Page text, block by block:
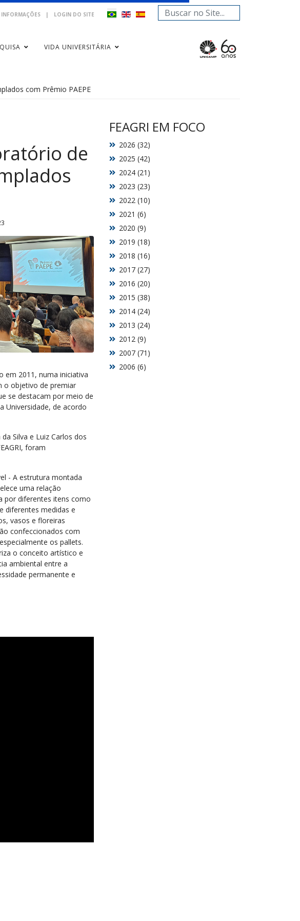
INFORMAÇÕES | LOGIN DO SITE Pesquisar...
VIDA UNIVERSITÁRIA
com Prêmio PAEPE
de
em 2011, numa iniciativa
o objetivo de premiar
se destacam por meio de
Universidade, de acordo
Silva e Luiz Carlos dos
foram
- A estrutura montada
uma relação
por diferentes itens como
diferentes medidas e
vasos e floreiras
confeccionados com
os pallets.
o conceito artístico e
ambiental entre a
permanente e
FEAGRI EM FOCO
2006 (6)
2007 (71)
2012 (9)
2013 (24)
2014 (24)
2015 (38)
2016 (20)
2017 (27)
2018 (16)
2019 (18)
2020 (9)
2021 (6)
2022 (10)
2023 (23)
2024 (21)
2025 (42)
2026 (32)